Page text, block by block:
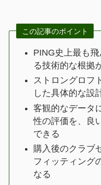
この記事のポイント
PING史上最も
る技術的な根拠
ストロングロフ
した具体的な設
客観的なデータ
性の評価を、良
できる
購入後のクラブ
フィッティング
なる